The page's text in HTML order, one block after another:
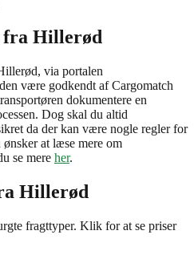
Hillerød
via portalen
være godkendt af Cargomatch
dokumentere en
Dog skal du altid
da der kan være nogle regler for
at læse mere om
se mere her.
Hillerød
fragttyper. Klik for at se priser